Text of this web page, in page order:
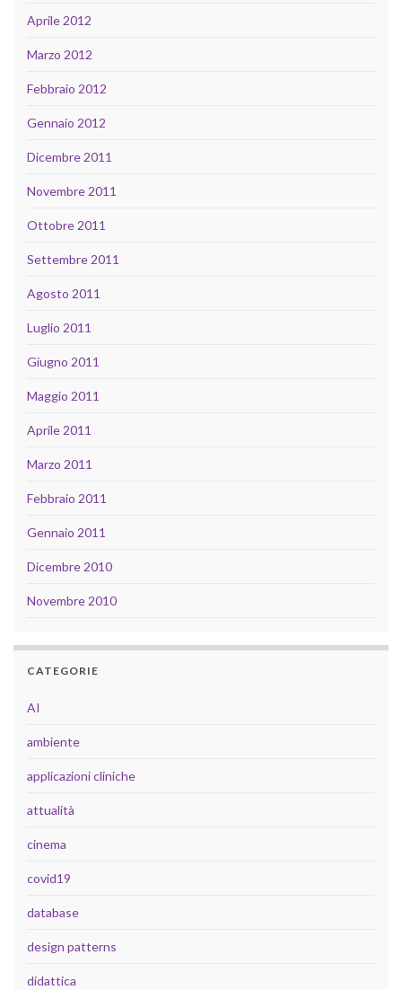
Aprile 2012
Marzo 2012
Febbraio 2012
Gennaio 2012
Dicembre 2011
Novembre 2011
Ottobre 2011
Settembre 2011
Agosto 2011
Luglio 2011
Giugno 2011
Maggio 2011
Aprile 2011
Marzo 2011
Febbraio 2011
Gennaio 2011
Dicembre 2010
Novembre 2010
CATEGORIE
AI
ambiente
applicazioni cliniche
attualità
cinema
covid19
database
design patterns
didattica